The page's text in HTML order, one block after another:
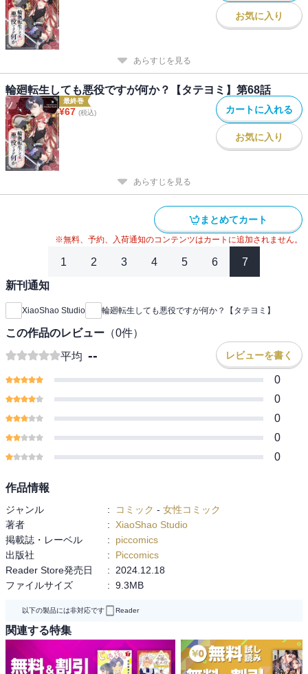
お気に入り
あらすじを見る
輪廻転生しても悪役ですが何か？【タテヨミ】第68話
最終巻
¥67 (税込) カートに入れる
お気に入り
あらすじを見る
まとめてカート
※無料、予約、入荷通知のコンテンツはカートに追加されません。
1 2 3 4 5 6 7
新刊通知
XiaoShao Studio 輪廻転生しても悪役ですが何か？【タテヨミ】
この作品のレビュー （0件）
平均 -- レビューを書く
0
0
0
0
0
作品情報
ジャンル : コミック - 女性コミック
著者
: XiaoShao Studio
掲載誌・レーベル
:
piccomics
出版社
:
Piccomics
Reader Store発売日
: 2024.12.18
ファイルサイズ
: 9.3MB
以下の製品には非対応です Reader
関連する特集